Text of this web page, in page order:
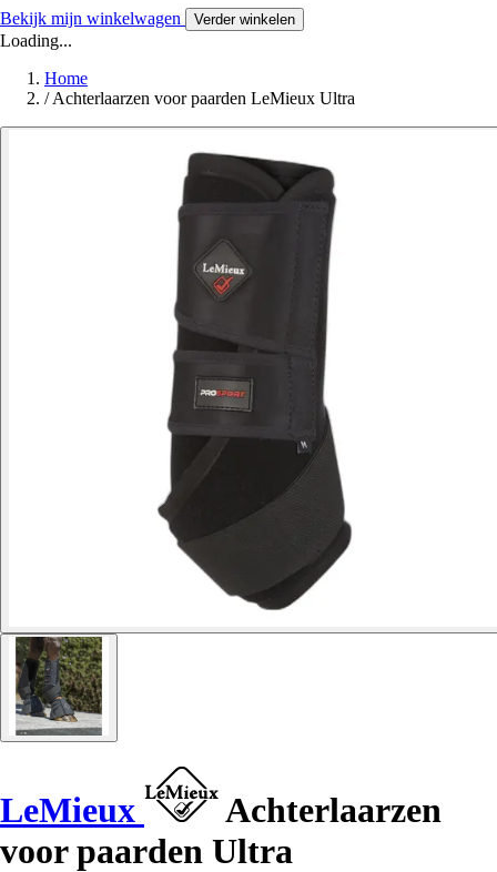
Bekijk mijn winkelwagen Verder winkelen
Loading...
Home
/ Achterlaarzen voor paarden LeMieux Ultra
LeMieux
Achterlaarzen
voor paarden Ultra